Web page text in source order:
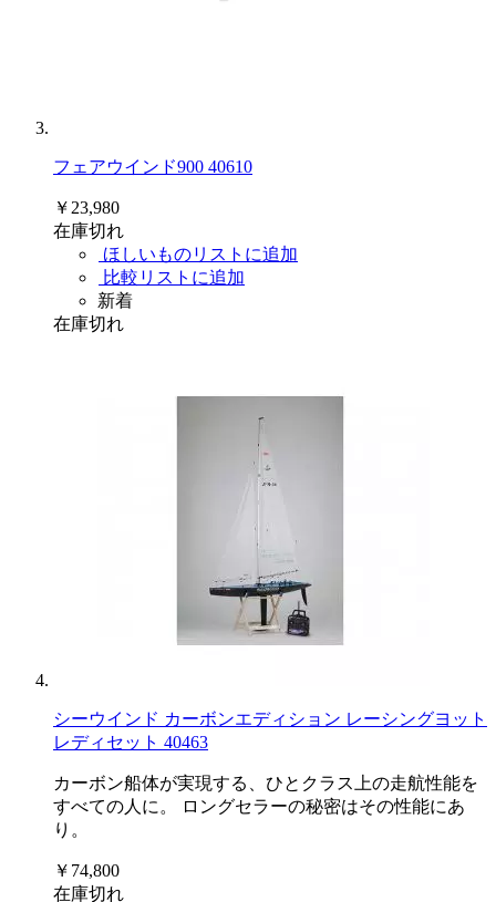
フェアウインド900 40610
￥23,980
在庫切れ
ほしいものリストに追加
比較リストに追加
新着
在庫切れ
シーウインド カーボンエディション レーシングヨット
レディセット 40463
カーボン船体が実現する、ひとクラス上の走航性能を
すべての人に。 ロングセラーの秘密はその性能にあ
り。
￥74,800
在庫切れ